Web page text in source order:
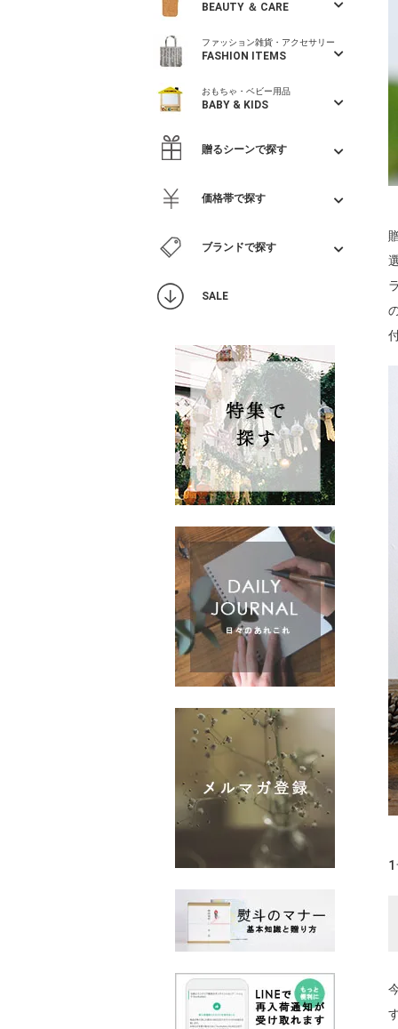
BEAUTY ＆ CARE
ファッション雑貨・アクセサリー
FASHION ITEMS
おもちゃ・ベビー用品
BABY & KIDS
贈るシーンで探す
価格帯で探す
ブランドで探す
SALE